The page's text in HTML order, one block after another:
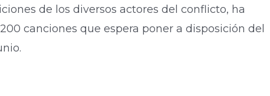
de los diversos actores del conflicto, ha
canciones que espera poner a disposición del